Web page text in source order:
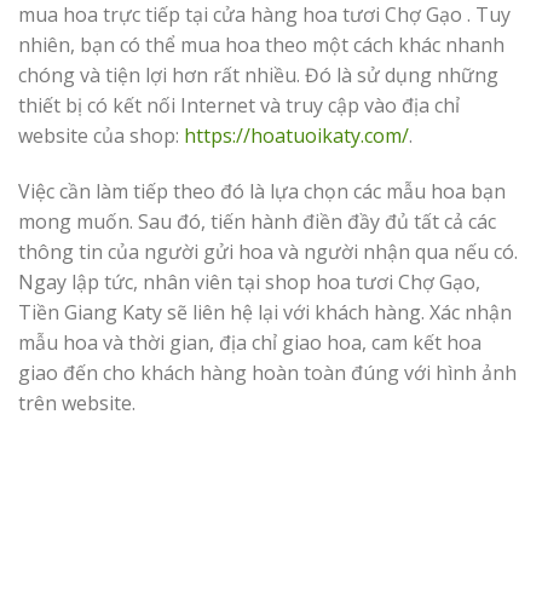
mua hoa trực tiếp tại cửa hàng hoa tươi Chợ Gạo . Tuy
nhiên, bạn có thể mua hoa theo một cách khác nhanh
chóng và tiện lợi hơn rất nhiều. Đó là sử dụng những
thiết bị có kết nối Internet và truy cập vào địa chỉ
website của shop: https://hoatuoikaty.com/.
Việc cần làm tiếp theo đó là lựa chọn các mẫu hoa bạn
mong muốn. Sau đó, tiến hành điền đầy đủ tất cả các
thông tin của người gửi hoa và người nhận qua nếu có.
Ngay lập tức, nhân viên tại shop hoa tươi Chợ Gạo,
Tiền Giang Katy sẽ liên hệ lại với khách hàng. Xác nhận
mẫu hoa và thời gian, địa chỉ giao hoa, cam kết hoa
giao đến cho khách hàng hoàn toàn đúng với hình ảnh
trên website.